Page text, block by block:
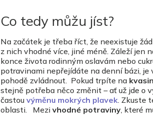
Co tedy můžu jíst?
Na začátek je třeba říct, že neexistuje
z nich vhodné více, jiné méně. Záleží jen
konce života rodinným oslavám nebo
potravinami nepřejídáte na denní bázi,
pohodě zvládnout. Pokud trpíte na
stejně potřeba něco změnit – ať už jde o
častou výměnu mokrých plavek. Zkuste
oblasti.
Mezi vhodné potraviny, které